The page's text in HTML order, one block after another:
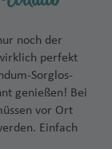
noch der
perfekt
Sorglos-
genießen! Bei
vor Ort
Einfach